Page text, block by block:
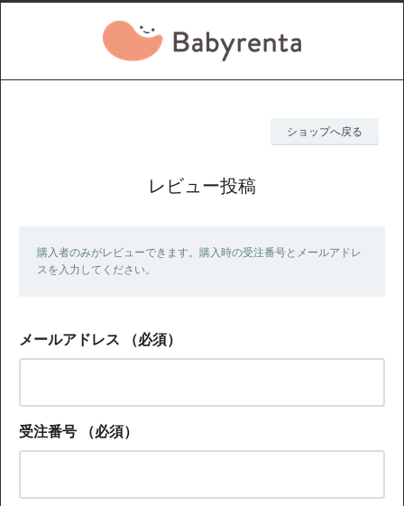
ショップへ戻る
レビュー投稿
購入者のみがレビューできます。購入時の受注番号とメールアドレ
スを入力してください。
メールアドレス （必須）
受注番号 （必須）